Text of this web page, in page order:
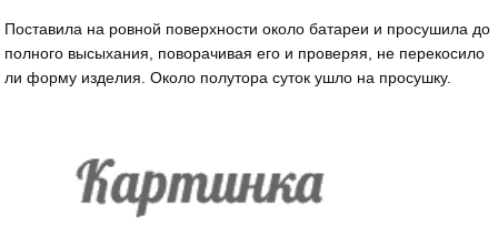
Поставила на ровной поверхности около батареи и просушила до
полного высыхания, поворачивая его и проверяя, не перекосило
ли форму изделия. Около полутора суток ушло на просушку.